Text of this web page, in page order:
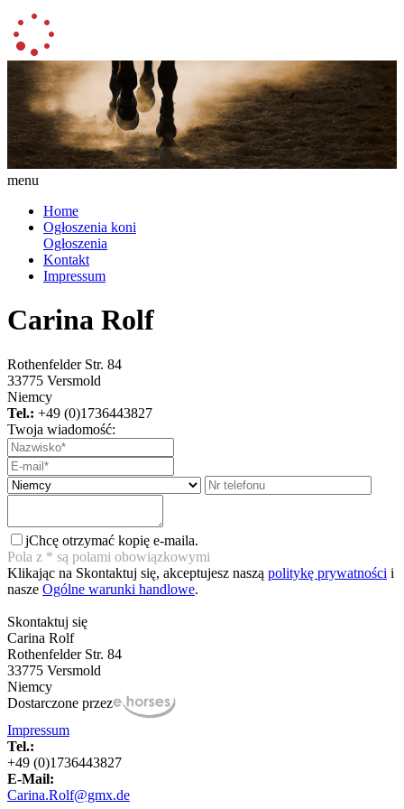
menu
Home
Ogłoszenia koni
Ogłoszenia
Kontakt
Impressum
Carina Rolf
Rothenfelder Str. 84
33775 Versmold
Niemcy
Tel.: +49 (0)1736443827
Twoja wiadomość:
jChcę otrzymać kopię e-maila.
Pola z * są polami obowiązkowymi
Klikając na Skontaktuj się, akceptujesz naszą politykę prywatności i
nasze Ogólne warunki handlowe.
Skontaktuj się
Carina Rolf
Rothenfelder Str. 84
33775 Versmold
Niemcy
Dostarczone przez
Impressum
Tel.:
+49 (0)1736443827
E-Mail:
Carina.Rolf@gmx.de